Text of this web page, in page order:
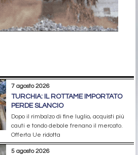
7 agosto 2026
TURCHIA: IL ROTTAME IMPORTATO
PERDE SLANCIO
Dopo il rimbalzo di fine luglio, acquisti più
cauti e tondo debole frenano il mercato.
Offerta Ue ridotta
5 agosto 2026